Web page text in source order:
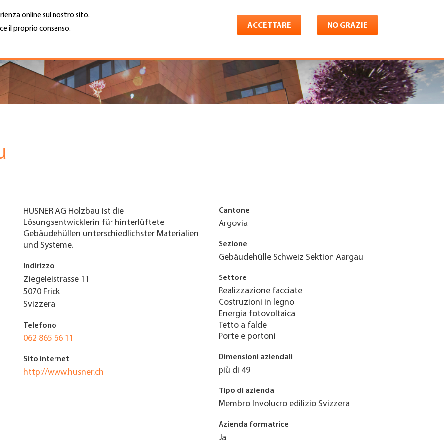
online sul nostro sito.
il proprio consenso.
ACCETTARE NO GRAZIE
Cerca
Top
Menu
HUSNER AG Holzbau ist die
Lösungsentwicklerin für hinterlüftete
Gebäudehüllen unterschiedlichster Materialien
und Systeme.
Indirizzo
Ziegeleistrasse 11
5070 Frick
Svizzera
Telefono
062 865 66 11
Sito internet
http://www.husner.ch
Cantone
Argovia
Sezione
Gebäudehülle Schweiz Sektion Aargau
Settore
Realizzazione facciate
Costruzioni in legno
Energia fotovoltaica
Tetto a falde
Porte e portoni
Dimensioni aziendali
più di 49
Tipo di azienda
Membro Involucro edilizio Svizzera
Azienda formatrice
Ja